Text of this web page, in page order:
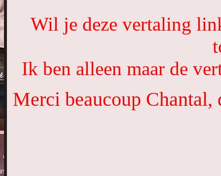
Wil je deze vertaling
Ik ben alleen maar de
Merci beaucoup Chantal,